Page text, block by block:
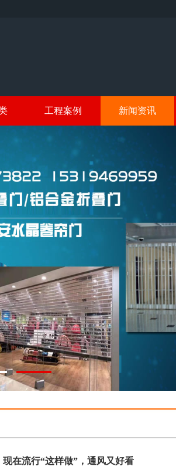
工程案例 新闻资讯
在流行“这样做”，通风又好看